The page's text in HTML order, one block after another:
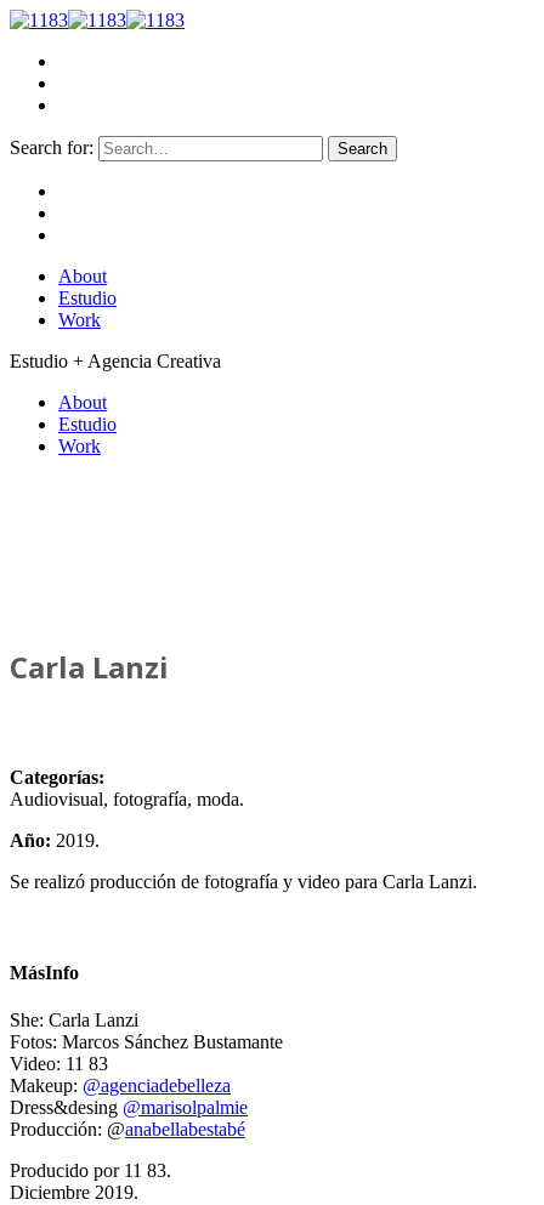
Search for:
About
Estudio
Work
Estudio + Agencia Creativa
About
Estudio
Work
Carla Lanzi
Categorías:
Audiovisual, fotografía, moda.
Año: 2019.
Se realizó producción de fotografía y video para Carla Lanzi.
MásInfo
She: Carla Lanzi
Fotos: Marcos Sánchez Bustamante
Video: 11 83
Makeup: @agenciadebelleza
Dress&desing @marisolpalmie
Producción: @anabellabestabé
Producido por 11 83.
Diciembre 2019.